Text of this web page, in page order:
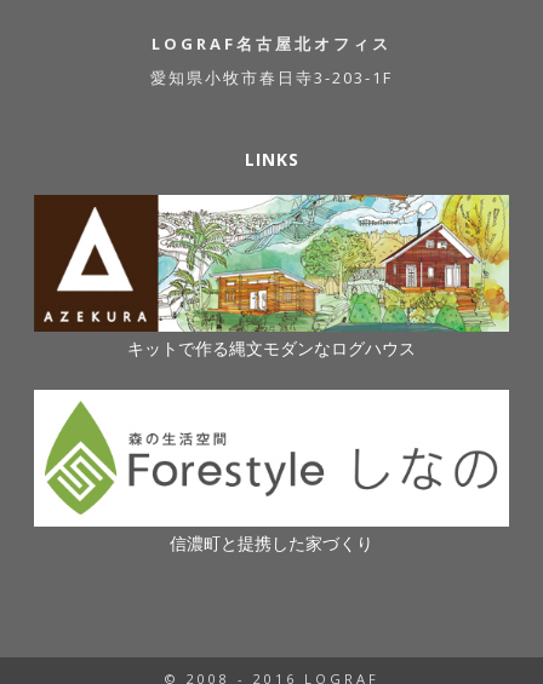
LOGRAF名古屋北オフィス
愛知県小牧市春日寺3-203-1F
LINKS
キットで作る縄文モダンなログハウス
信濃町と提携した家づくり
© 2008 - 2016 LOGRAF